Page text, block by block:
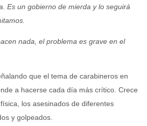
Es un gobierno de mierda y lo seguirá
nada, el problema es grave en el
que el tema de carabineros en
a hacerse cada día más crítico. Crece
los asesinados de diferentes
y golpeados.